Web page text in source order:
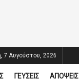
7 Αυγούστου, 2026
ΓΕΥΣΕΙΣ ΑΠΟΨΕΙΣ